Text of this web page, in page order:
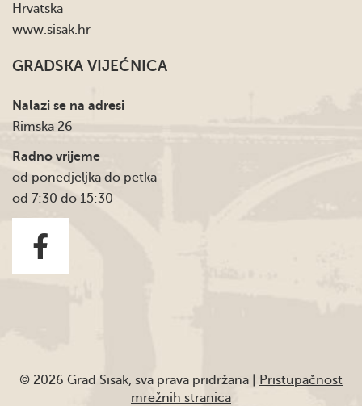
Hrvatska
www.sisak.hr
GRADSKA VIJEĆNICA
Nalazi se na adresi
Rimska 26
Radno vrijeme
od ponedjeljka do petka
od 7:30 do 15:30
© 2026 Grad Sisak, sva prava pridržana |
Pristupačnost
mrežnih stranica